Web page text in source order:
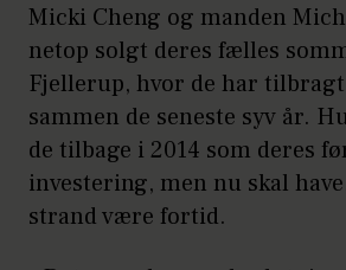
Micki Cheng og manden
netop solgt deres fælles
Fjellerup, hvor de har
sammen de seneste syv år.
de tilbage i 2014 som deres
investering, men nu skal
strand være fortid.